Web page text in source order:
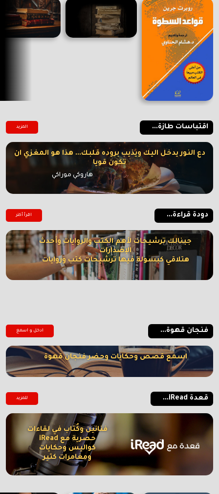
اقتباسات طازة... المزيد
دع النور يدخل اليك ويذيب بروده قلبك... هذا هو المغزي ان
تكون قويا
هاروكي موراكي
دودة قراءة... اقرأ أكتر
جبنالك ترشيحات لأهم الكتب والروايات وأحدث
الإصدارات
هتلاقي كبسولة فيها ترشيحات كتب وروايات
فنجان قهوة... ادخل و اسمع
اسمع قصص وحكايات وحضر فنجان قهوة
قعدة iRead... للمزيد
فنانين وكُتاب في لقاءات
حصرية مع iRead
كواليس وحكايات
ومغامرات كتير